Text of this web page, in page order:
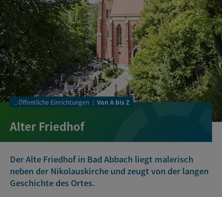
Wirtschaft & Handel
.. Öffentliche Einrichtungen Von A bis Z
Alter Friedhof
Der Alte Friedhof in Bad Abbach liegt malerisch
neben der Nikolauskirche und zeugt von der langen
Geschichte des Ortes.